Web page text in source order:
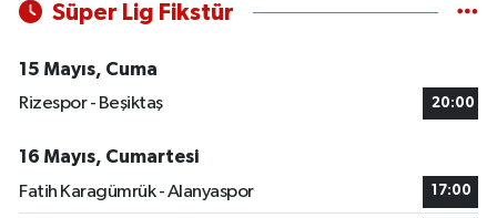
Süper Lig Fikstür
15 Mayıs, Cuma
Rizespor - Beşiktaş
20:00
16 Mayıs, Cumartesi
Fatih Karagümrük - Alanyaspor
17:00